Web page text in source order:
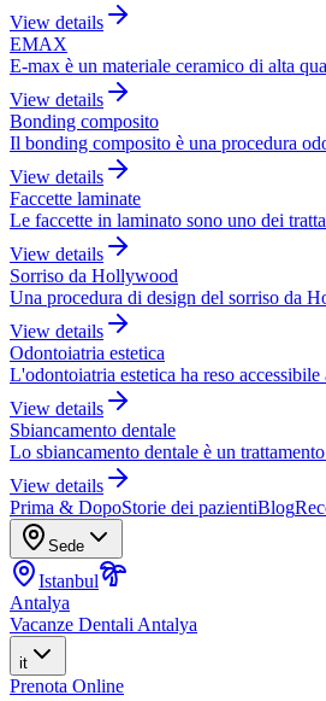
View details
EMAX
E-max è un materiale ceramico di alta
View details
Bonding composito
Il bonding composito è una procedura
View details
Faccette laminate
Le faccette in laminato sono uno dei
View details
Sorriso da Hollywood
Una procedura di design del sorriso da
View details
Odontoiatria estetica
L'odontoiatria estetica ha reso
View details
Sbiancamento dentale
Lo sbiancamento dentale è un
View details
Prima & DopoStorie dei pazientiBlog
Sede
Istanbul
Antalya
Vacanze Dentali Antalya
it
Prenota Online